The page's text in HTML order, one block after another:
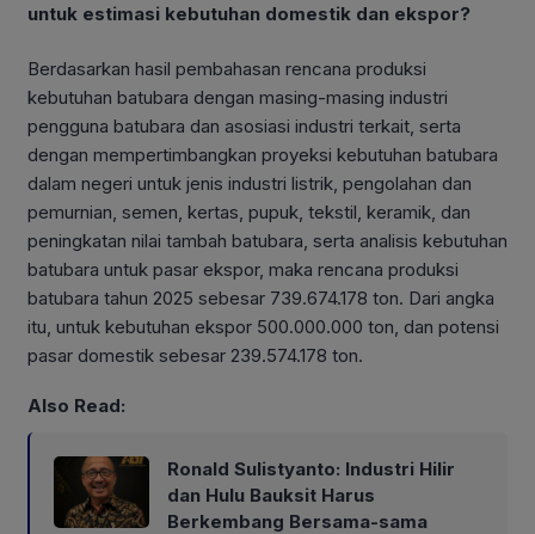
untuk estimasi kebutuhan domestik dan ekspor?
Berdasarkan hasil pembahasan rencana produksi
kebutuhan batubara dengan masing-masing industri
pengguna batubara dan asosiasi industri terkait, serta
dengan mempertimbangkan proyeksi kebutuhan batubara
dalam negeri untuk jenis industri listrik, pengolahan dan
pemurnian, semen, kertas, pupuk, tekstil, keramik, dan
peningkatan nilai tambah batubara, serta analisis kebutuhan
batubara untuk pasar ekspor, maka rencana produksi
batubara tahun 2025 sebesar 739.674.178 ton. Dari angka
itu, untuk kebutuhan ekspor 500.000.000 ton, dan potensi
pasar domestik sebesar 239.574.178 ton.
Also Read:
Ronald Sulistyanto: Industri Hilir
dan Hulu Bauksit Harus
Berkembang Bersama-sama